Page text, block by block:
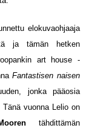
elokuvaohjaaja
ja tämän hetken
art house -
Fantastisen naisen
jonka pääosia
Tänä vuonna Lelio on
tähdittämän